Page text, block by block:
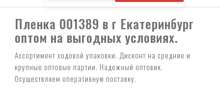
Пленка 001389 в г Екатеринбург
оптом на выгодных условиях.
Ассортимент ходовой упаковки. Дисконт на средние и
крупные оптовые партии. Надежный оптовик.
Осуществляем оперативную поставку.